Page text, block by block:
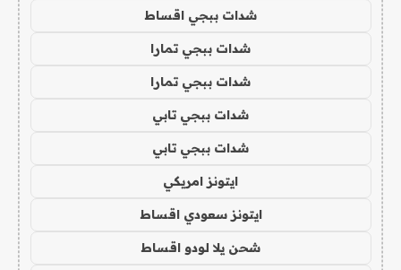
شدات ببجي اقساط
شدات ببجي تمارا
شدات ببجي تمارا
شدات ببجي تابي
شدات ببجي تابي
ايتونز امريكي
ايتونز سعودي اقساط
شحن يلا لودو اقساط